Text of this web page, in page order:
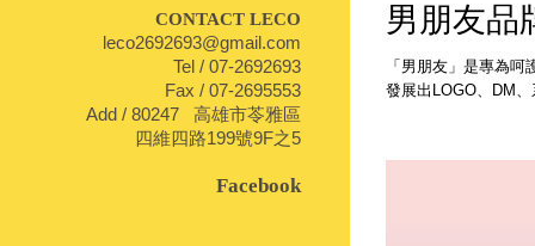
CONTACT LECO
leco2692693@gmail.com
Tel / 07-2692693
Fax / 07-2695553
Add / 80247 高雄市苓雅區
四維四路199號9F之5
Facebook
男朋友品
「男朋友」是專為
發展出LOGO、DM